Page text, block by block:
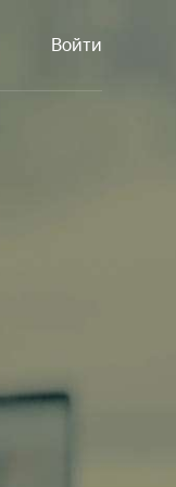
Войти